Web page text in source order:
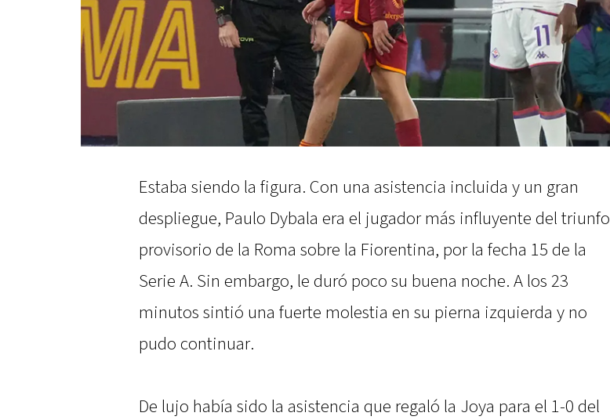
Estaba siendo la figura. Con una asistencia incluida y un gran
despliegue, Paulo Dybala era el jugador más influyente del triunfo
provisorio de la Roma sobre la Fiorentina, por la fecha 15 de la
Serie A. Sin embargo, le duró poco su buena noche. A los 23
minutos sintió una fuerte molestia en su pierna izquierda y no
pudo continuar.
De lujo había sido la asistencia que regaló la Joya para el 1-0 del